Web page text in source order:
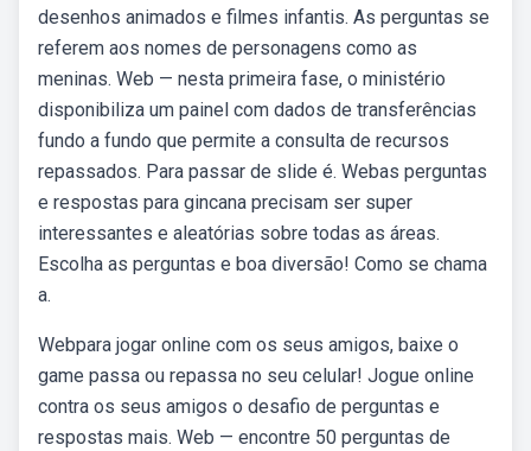
desenhos animados e filmes infantis. As perguntas se
referem aos nomes de personagens como as
meninas. Web — nesta primeira fase, o ministério
disponibiliza um painel com dados de transferências
fundo a fundo que permite a consulta de recursos
repassados. Para passar de slide é. Webas perguntas
e respostas para gincana precisam ser super
interessantes e aleatórias sobre todas as áreas.
Escolha as perguntas e boa diversão! Como se chama
a.
Webpara jogar online com os seus amigos, baixe o
game passa ou repassa no seu celular! Jogue online
contra os seus amigos o desafio de perguntas e
respostas mais. Web — encontre 50 perguntas de